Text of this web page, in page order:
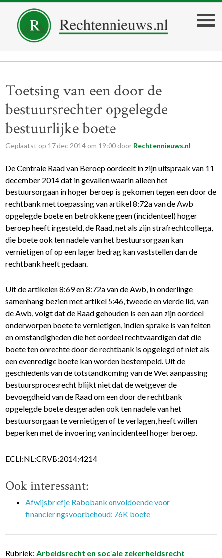
Toetsing van een door de
bestuursrechter opgelegde
bestuurlijke boete
Geplaatst op 17 dec 2014 om 19:00 door Rechtennieuws.nl
De Centrale Raad van Beroep oordeelt in zijn uitspraak van 11
december 2014 dat in gevallen waarin alleen het
bestuursorgaan in hoger beroep is gekomen tegen een door de
rechtbank met toepassing van artikel 8:72a van de Awb
opgelegde boete en betrokkene geen (incidenteel) hoger
beroep heeft ingesteld, de Raad, net als zijn strafrechtcollega,
die boete ook ten nadele van het bestuursorgaan kan
vernietigen of op een lager bedrag kan vaststellen dan de
rechtbank heeft gedaan.
Uit de artikelen 8:69 en 8:72a van de Awb, in onderlinge
samenhang bezien met artikel 5:46, tweede en vierde lid, van
de Awb, volgt dat de Raad gehouden is een aan zijn oordeel
onderworpen boete te vernietigen, indien sprake is van feiten
en omstandigheden die het oordeel rechtvaardigen dat die
boete ten onrechte door de rechtbank is opgelegd of niet als
een evenredige boete kan worden bestempeld. Uit de
geschiedenis van de totstandkoming van de Wet aanpassing
bestuursprocesrecht blijkt niet dat de wetgever de
bevoegdheid van de Raad om een door de rechtbank
opgelegde boete desgeraden ook ten nadele van het
bestuursorgaan te vernietigen of te verlagen, heeft willen
beperken met de invoering van incidenteel hoger beroep.
ECLI:NL:CRVB:2014:4214
Ook interessant:
Afwijsbriefje Rabobank onvoldoende voor
financieringsvoorbehoud: 76K boete
Rubriek: Arbeidsrecht en sociale zekerheidsrecht